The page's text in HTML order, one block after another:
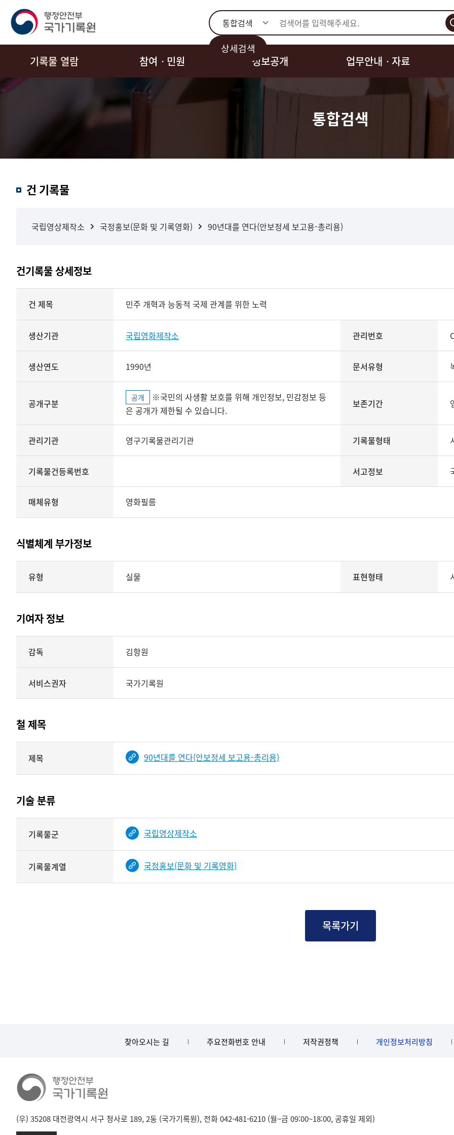
통합검색
상세검색
기록물 열람 참여ㆍ민원 정보공개 업무안내ㆍ자료
통합검색
검색건 기록물
국립영상제작소 국정홍보(문화 및 기록영화) 90년대를 연다(안보정세 보고용-총리용)
건기록물 상세정보
건 제목 민주 개혁과 능동적 국제 관계를 위한 노력
생산기관 국립영화제작소 관리번호
생산연도 1990년 문서유형
공개구분 공개
은 공개가 제한될 수 있습니다.
보존기간
관리기관 영구기록물관리기관 기록물형태
기록물건등록번호 서고정보
매체유형 영화필름
식별체계 부가정보
부가정보의
유형
표현형태
제공
유형 실물 표현형태
기여자 정보
기여자
제공하는
테이블
기여자
타입과
이름이
제공됨
<
감독 김항원
서비스권자 국가기록원
철 제목
기록물
건의
제목를
보여주는
표
제목 90년대를 연다(안보정세 보고용-총리용)
기술 분류
분류
정보를
보여주는
표
기록물군 국립영상제작소
기록물계열 국정홍보(문화 및 기록영화)
목록가기
찾아오시는 길 주요전화번호 안내 저작권정책 개인정보처리방침
(우) 35208 대전광역시 서구 청사로 189, 2동 (국가기록원), 전화 042-481-6210 (월~금 09:00~18:00, 공휴일 제외)